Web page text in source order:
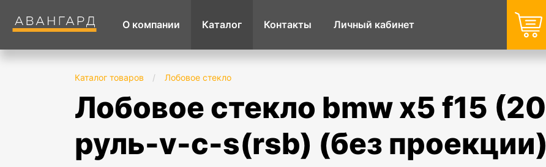
О компании Каталог Контакты Личный кабинет
Каталог товаров / Лобовое стекло
лобовое стекло bmw x5 f15 (2014-2018) lhd
руль-v-c-s(rsb) (без проекции)